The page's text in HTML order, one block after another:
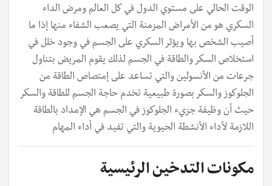
الوقت الحالي على مستوي الدول في كل العالم ومرض الداء
السكري هو من الأمراض المزمنة التي يصعب الشفاء منها إذا ما
أصيب الشخص بها ويؤثر السكري على الجسم في وجود خلل في
استخلاص السكر والطاقة في الجسم لذلك يقوم المريض بتناول
جرعات من الأنسولين والتي تساعد على إمتصاص الطاقة من
الجلوكوز والسكر بصورة طبيعية تخدم حاجة الجسم للطاقة والسكر
حيث أن وظيفة جزيء الجلوكوز في الجسم هي الإمداد بالطاقة
اللازمة لأداء الأنشطة الحيوية والتي تفيد في أداء المهام
مكونات التدخين الرئيسية